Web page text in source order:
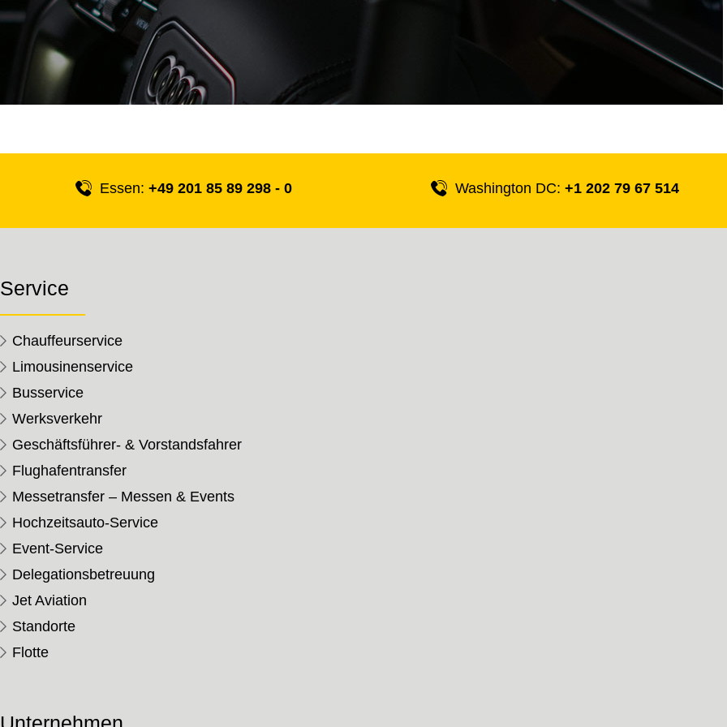
Essen: +49 201 85 89 298 - 0 Washington DC:+1 202 79 67 514
Service
Chauffeurservice
Limousinenservice
Busservice
Werksverkehr
Geschäftsführer- & Vorstandsfahrer
Flughafentransfer
Messetransfer – Messen & Events
Hochzeitsauto-Service
Event-Service
Delegationsbetreuung
Jet Aviation
Standorte
Flotte